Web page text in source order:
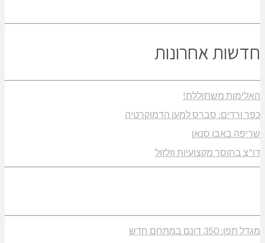
חדשות אחרונות
האלימות משתוללת!
כפר ורדים: סברס למען הדמוקרטיה
שריפה באבו סנאן
דו"צ בחוסר מקצועיות וזלזול
מגדל תפן: 350 דונם במתחם חדש